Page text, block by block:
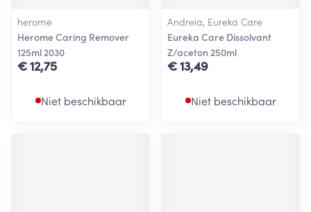
herome
Herome Caring Remover
125ml 2030
€ 12,75
Niet beschikbaar
Andreia, Eureka Care
Eureka Care Dissolvant
Z/aceton 250ml
€ 13,49
Niet beschikbaar